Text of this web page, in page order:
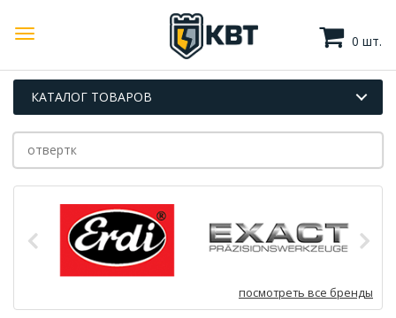
0 шт.
КАТАЛОГ ТОВАРОВ
посмотреть все бренды